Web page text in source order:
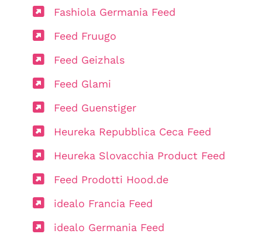
Fashiola Germania Feed
Feed Fruugo
Feed Geizhals
Feed Glami
Feed Guenstiger
Heureka Repubblica Ceca Feed
Heureka Slovacchia Product Feed
Feed Prodotti Hood.de
idealo Francia Feed
idealo Germania Feed